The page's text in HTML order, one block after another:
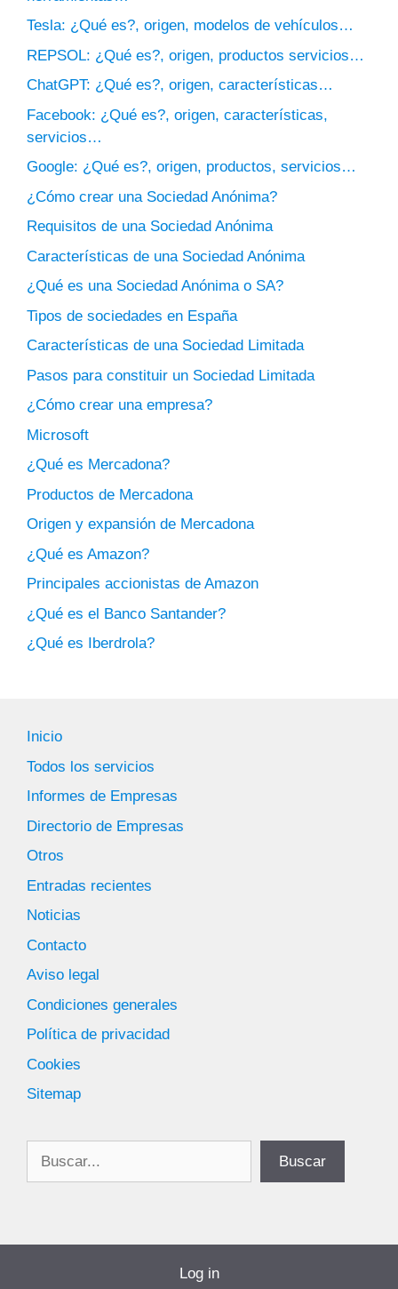
Tesla: ¿Qué es?, origen, modelos de vehículos…
REPSOL: ¿Qué es?, origen, productos servicios…
ChatGPT: ¿Qué es?, origen, características…
Facebook: ¿Qué es?, origen, características,
servicios…
Google: ¿Qué es?, origen, productos, servicios…
¿Cómo crear una Sociedad Anónima?
Requisitos de una Sociedad Anónima
Características de una Sociedad Anónima
¿Qué es una Sociedad Anónima o SA?
Tipos de sociedades en España
Características de una Sociedad Limitada
Pasos para constituir un Sociedad Limitada
¿Cómo crear una empresa?
Microsoft
¿Qué es Mercadona?
Productos de Mercadona
Origen y expansión de Mercadona
¿Qué es Amazon?
Principales accionistas de Amazon
¿Qué es el Banco Santander?
¿Qué es Iberdrola?
Inicio
Todos los servicios
Informes de Empresas
Directorio de Empresas
Otros
Entradas recientes
Noticias
Contacto
Aviso legal
Condiciones generales
Política de privacidad
Cookies
Sitemap
Buscar
Log in